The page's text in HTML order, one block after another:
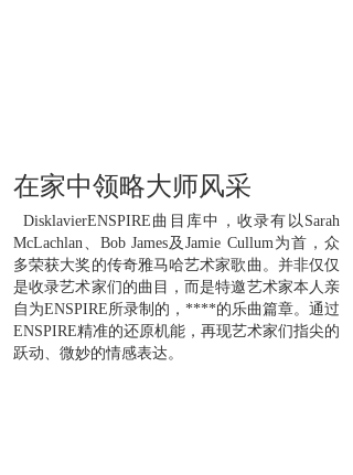
在家中领略大师风采
DisklavierENSPIRE曲目库中，收录有以Sarah
McLachlan、Bob James及Jamie Cullum为首，众
多荣获大奖的传奇雅马哈艺术家歌曲。并非仅仅
是收录艺术家们的曲目，而是特邀艺术家本人亲
自为ENSPIRE所录制的，****的乐曲篇章。通过
ENSPIRE精准的还原机能，再现艺术家们指尖的
跃动、微妙的情感表达。